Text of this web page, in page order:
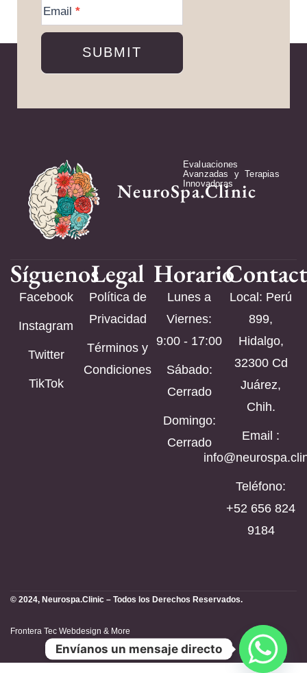
Information
Email *
SUBMIT
NeuroSpa.Clinic
Evaluaciones
Avanzadas y Terapias
Innovadoras
Síguenos
Facebook
Instagram
Twitter
TikTok
Legal
Política de
Privacidad
Términos y
Condiciones
Horario
Lunes a
Viernes:
9:00 - 17:00
Sábado:
Cerrado
Domingo:
Cerrado
Local: Perú
899,
Hidalgo,
32300 Cd
Juárez,
Chih.
Email :
Teléfono:
‪+52 656 824
9184‬
© 2024, Neurospa.Clinic – Todos los Derechos Reservados.
Frontera Tec Webdesign & More
Envíanos un mensaje directo